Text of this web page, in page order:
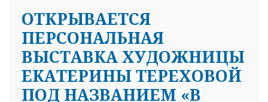
ОТКРЫВАЕТСЯ
ПЕРСОНАЛЬНАЯ
ВЫСТАВКА ХУДОЖНИЦЫ
ЕКАТЕРИНЫ ТЕРЕХОВОЙ
ПОД НАЗВАНИЕМ «В